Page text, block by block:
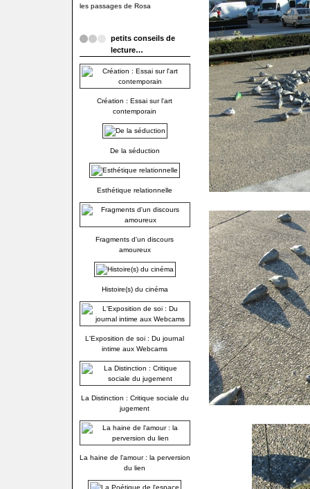
les passages de Rosa
petits conseils de
lecture…
Création : Essai sur l'art
contemporain
De la séduction
Esthétique relationnelle
Fragments d'un discours
amoureux
Histoire(s) du cinéma
L'Exposition de soi : Du journal
intime aux Webcams
La Distinction : Critique sociale du
jugement
La haine de l'amour : la perversion
du lien